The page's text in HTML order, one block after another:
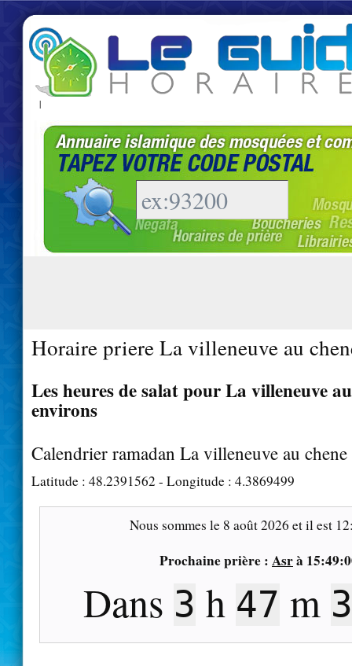
|
Horaire priere La villeneuve au
Les heures de salat pour La villeneuve
environs
Calendrier ramadan La villeneuve au
Latitude : 48.2391562 - Longitude : 4.3869499
Nous sommes le 8 août 2026 et il est
Prochaine prière : Asrà
Dans 3 h 47 m